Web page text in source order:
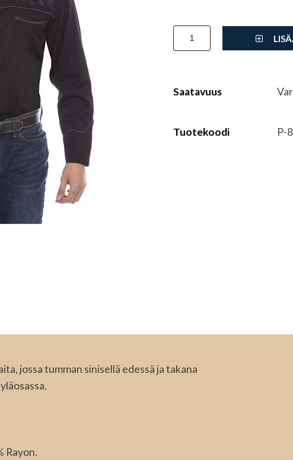
Saatavuus
Tuotekoodi P-
jossa tumman sinisellä edessä ja takana
Rayon.